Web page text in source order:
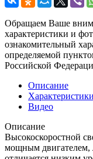
Обращаем Ваше
характеристики и
ознакомительный
определяемой
Российской
Описание
Характеристики
Видео
Описание
Высокоскоростной
мощным двигателем,